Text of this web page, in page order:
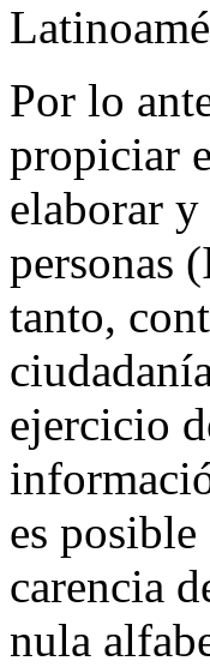
Por lo
propiciar
elaborar
personas
tanto,
ejercicio
es
carencia
nula